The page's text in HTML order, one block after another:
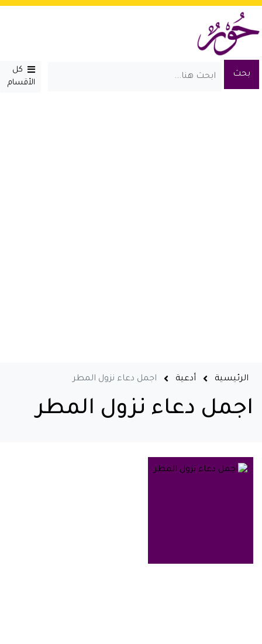
كل
الأقسام
الرئيسية أدعية اجمل دعاء نزول المطر
اجمل دعاء نزول المطر